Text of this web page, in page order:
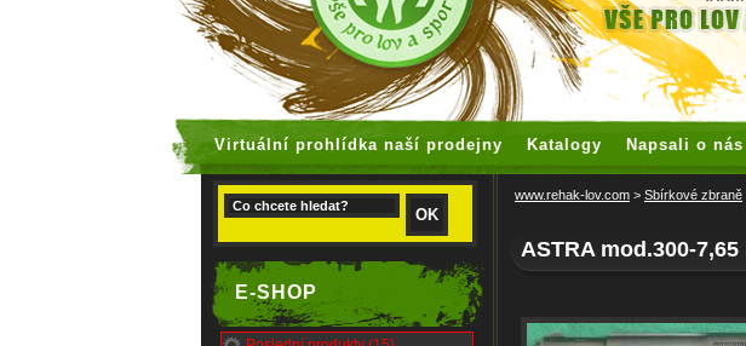
Virtuální prohlídka naší prodejny Katalogy Napsali o nás
E-SHOP
www.rehak-lov.com > Sbírkové zbraně
ASTRA mod.300-